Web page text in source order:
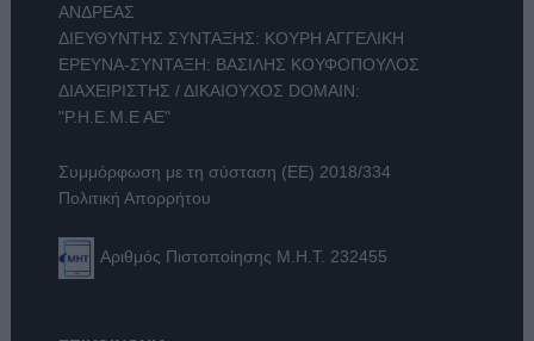
ΑΝΔΡΕΑΣ
ΔΙΕΥΘΥΝΤΗΣ ΣΥΝΤΑΞΗΣ: ΚΟΥΡΗ ΑΓΓΕΛΙΚΗ
ΕΡΕΥΝΑ-ΣΥΝΤΑΞΗ: ΒΑΣΙΛΗΣ ΚΟΥΦΟΠΟΥΛΟΣ
ΔΙΑΧΕΙΡΙΣΤΗΣ / ΔΙΚΑΙΟΥΧΟΣ DOMAIN:
"Ρ.Η.Ε.Μ.Ε ΑΕ"
Συμμόρφωση με τη σύσταση (ΕΕ) 2018/334
Πολιτική Απορρήτου
Αριθμός Πιστοποίησης Μ.Η.Τ. 232455